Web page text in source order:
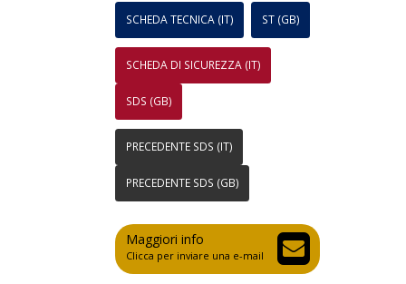
SCHEDA TECNICA (IT) ST (GB)
SCHEDA DI SICUREZZA (IT)
SDS (GB)
PRECEDENTE SDS (IT)
PRECEDENTE SDS (GB)
Maggiori info
Clicca per inviare una e-mail